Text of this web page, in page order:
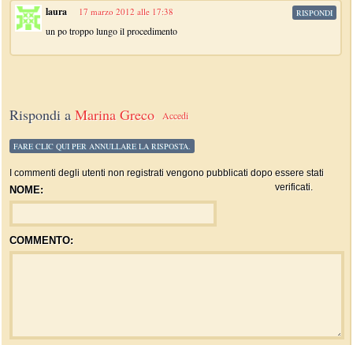
laura 17 marzo 2012 alle 17:38
un po troppo lungo il procedimento
RISPONDI
Rispondi aMarina Greco Accedi
FARE CLIC QUI PER ANNULLARE LA RISPOSTA.
I commenti degli utenti non registrati vengono pubblicati dopo essere stati
verificati.
NOME:
COMMENTO: